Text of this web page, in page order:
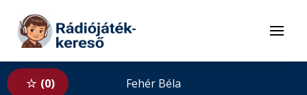
Tovább a tartalomhoz
Menü
0 Fehér Béla